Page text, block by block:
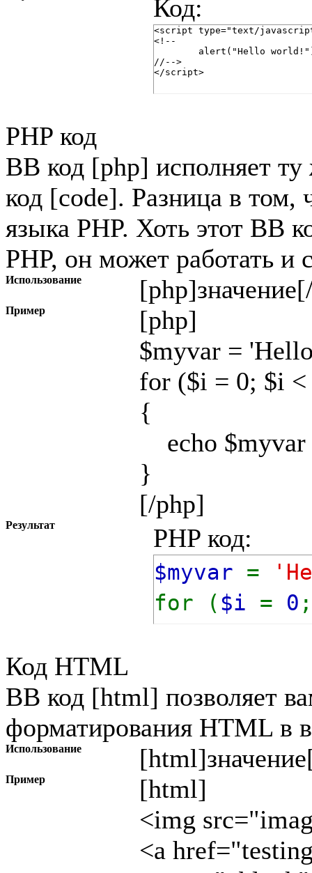
Код:
<script type="text/
<!--
//-->
</script>
PHP код
BB код [php] исполняет
код [code]. Разница в том,
языка PHP. Хоть этот BB
PHP, он может работать и
Использование [php]значение
Пример
[php]
$myvar =
for ($i = 0; $i
{
echo
}
[/php]
Результат PHP код:
$myvar =
for ($i = 0
}
Код HTML
BB код [html] позволяет
форматирования HTML в
Использование [html]значение
Пример
[html]
<img
<a